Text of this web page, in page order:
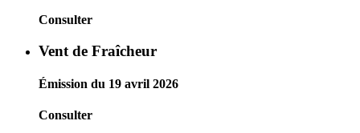
Consulter
Vent de Fraîcheur
Émission du 19 avril 2026
Consulter